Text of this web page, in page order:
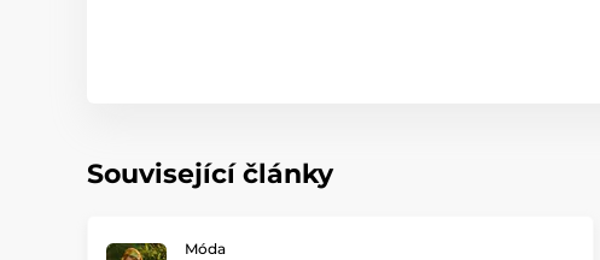
Související články
Móda